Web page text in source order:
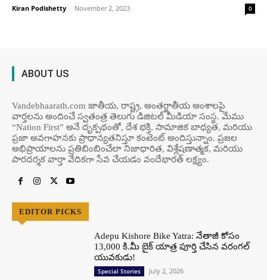
Kiran Podishetty - November 2, 2023 0
ABOUT US
Vandebhaarath.com జాతీయ, రాష్ట్ర, అంతర్జాతీయ అంశాలపై
వార్తలను అందించే స్వతంత్ర తెలుగు డిజిటల్ మీడియా సంస్థ. మేము
“Nation First” అనే దృక్పథంతో, దేశ భక్తి, సామాజిక బాధ్యత, మరియు
ప్రజా అవగాహనకు ప్రాధాన్యతనిస్తూ కంటెంట్ అందిస్తున్నాం. ప్రజల
అభిప్రాయాలను ప్రతిబింబించేలా నిజాధారిత, విశ్లేషణాత్మక, మరియు
పారదర్శక వార్తా వేదికగా సేవ చేయడం వందేభార‌త్ ల‌క్ష్యం.
EDITOR PICKS
Adepu Kishore Bike Yatra: నేతాజీ కోసం
13,000 కి.మీ బైక్ యాత్ర పూర్తి చేసిన వరంగల్
యువకుడు!
Special Stories July 2, 2026